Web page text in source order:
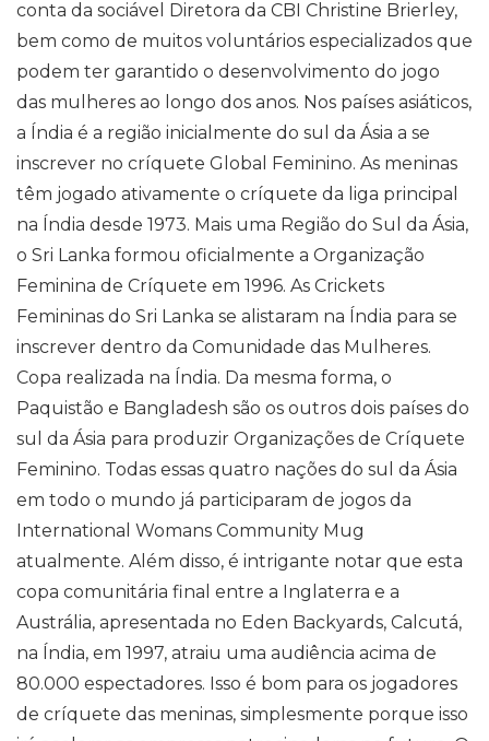
conta da sociável Diretora da CBI Christine Brierley,
bem como de muitos voluntários especializados que
podem ter garantido o desenvolvimento do jogo
das mulheres ao longo dos anos. Nos países asiáticos,
a Índia é a região inicialmente do sul da Ásia a se
inscrever no críquete Global Feminino. As meninas
têm jogado ativamente o críquete da liga principal
na Índia desde 1973. Mais uma Região do Sul da Ásia,
o Sri Lanka formou oficialmente a Organização
Feminina de Críquete em 1996. As Crickets
Femininas do Sri Lanka se alistaram na Índia para se
inscrever dentro da Comunidade das Mulheres.
Copa realizada na Índia. Da mesma forma, o
Paquistão e Bangladesh são os outros dois países do
sul da Ásia para produzir Organizações de Críquete
Feminino. Todas essas quatro nações do sul da Ásia
em todo o mundo já participaram de jogos da
International Womans Community Mug
atualmente. Além disso, é intrigante notar que esta
copa comunitária final entre a Inglaterra e a
Austrália, apresentada no Eden Backyards, Calcutá,
na Índia, em 1997, atraiu uma audiência acima de
80.000 espectadores. Isso é bom para os jogadores
de críquete das meninas, simplesmente porque isso